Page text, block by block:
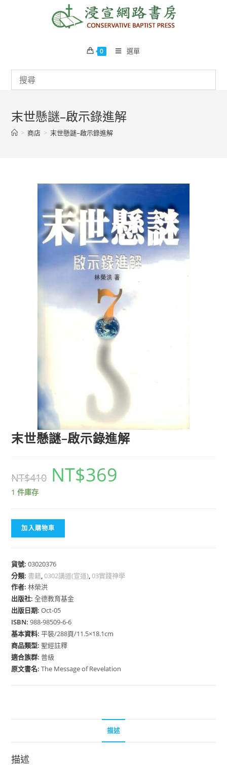
0 選單
末世懸謎–啟示錄進解
> 商店 > 末世懸謎–啟示錄進解
末世懸謎–啟示錄進解
NT$410 NT$369
1 件庫存
加入購物車
貨號:03020376
分類: 書籍,0302講道(宣道),03實踐神學
作者:林榮洪
出版社:全德教育基金
出版日期:Oct-05
ISBN:988-98509-6-6
基本資料:平裝/288頁/11.5×18.1cm
商品類型:聖經註釋
適合族群:普級
原文書名:The Message of Revelation
描述
描述